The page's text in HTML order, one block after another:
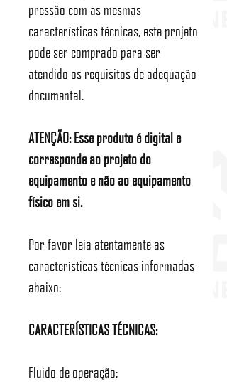
pressão com as mesmas
características técnicas, este projeto
pode ser comprado para ser
atendido os requisitos de adequação
documental.
ATENÇÃO: Esse produto é digital e
corresponde ao projeto do
equipamento e não ao equipamento
físico em si.
Por favor leia atentamente as
características técnicas informadas
abaixo:
CARACTERÍSTICAS TÉCNICAS:
Fluido de operação: